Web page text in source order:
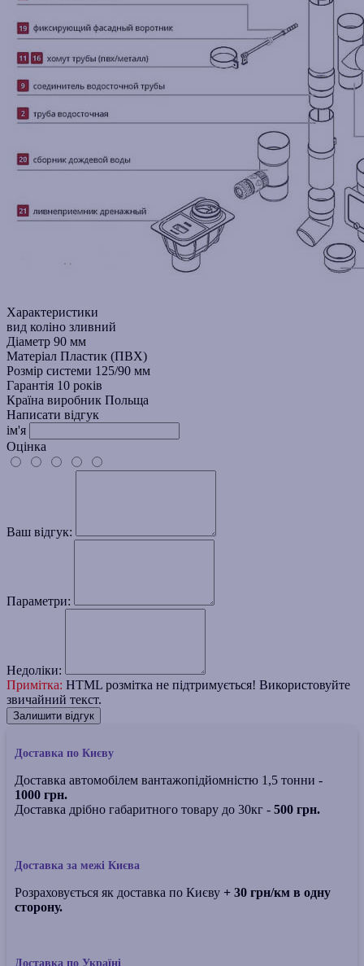
Характеристики
вид коліно зливний
Діаметр 90 мм
Матеріал Пластик (ПВХ)
Розмір системи 125/90 мм
Гарантія 10 років
Країна виробник Польща
Написати відгук
ім'я
Оцінка
Ваш відгук:
Параметри:
Недоліки:
Примітка: HTML розмітка не підтримується! Використовуйте
звичайний текст.
Залишити відгук
Доставка по Києву
Доставка автомобілем вантажопідйомністю 1,5 тонни -
1000 грн.
Доставка дрібно габаритного товару до 30кг - 500 грн.
Доставка за межі Києва
Розраховується як доставка по Києву + 30 грн/км в одну
сторону.
Доставка по Україні